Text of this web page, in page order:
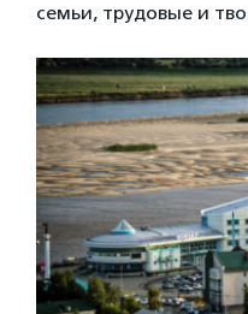
семьи, трудовые и